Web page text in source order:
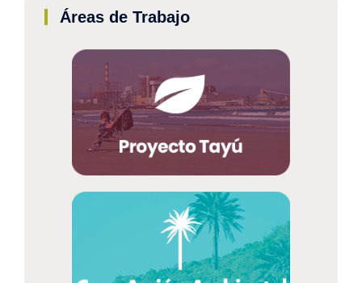
Áreas de Trabajo